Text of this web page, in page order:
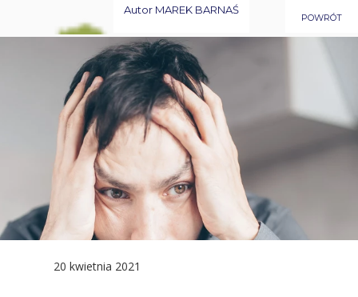
POWRÓT
Autor MAREK BARNAŚ
20 kwietnia 2021